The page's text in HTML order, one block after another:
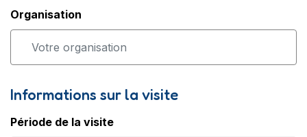
Organisation
Informations sur la visite
Période de la visite